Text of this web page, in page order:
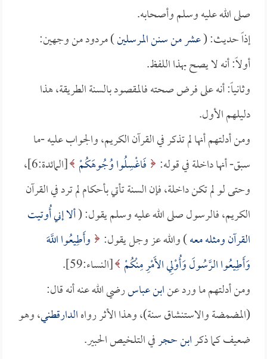
صلى الله عليه وسلم وأصحابه.
إذاً حديث: (عشر من سنن المرسلين) مردود من وجهين:
أولاً: أنه لا يصح بهذا اللفظ.
وثانياً: أنه على فرض صحته فالمقصود بالسنة الطريقة، هذا
دليلهم الأول.
ومن أدلتهم أنها لم تذكر في القرآن الكريم، والجواب عليه -ما
سبق- أنها داخلة في قوله:
فَاغْسِلُوا وُجُوهَكُمْ
[المائدة:6]،
وحتى لو لم تكن داخلة، فإن السنة تأتي بأحكام لم ترد في القرآن
الكريم، فالرسول صلى الله عليه وسلم يقول: (ألا إني أُوتيت
القرآن ومثله معه) والله عز وجل يقول:
وأَطِيعُوا اللَّهَ
وَأَطِيعُوا الرَّسُولَ وَأُوْلِي الأَمْرِ مِنْكُمْ [النساء:59].
ومن أدلتهم ما ورد عنابن عباسرضي الله عنه أنه قال:
(المضمضة والاستنشاق سنة)، وهذا الأثر رواهالدارقطني، وهو
ضعيف كما ذكرابن حجرفي التلخيص الحبير.